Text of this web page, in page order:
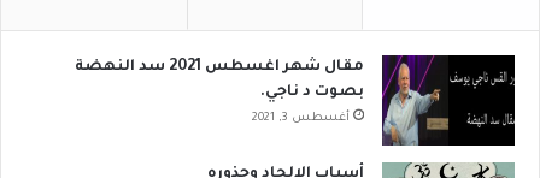
ا
ض
ي
مقال شهر اغسطس 2021 سد النهضة
بصوت د ناجي.
أغسطس 3, 2021
أسباب الإلحاد وجذوره